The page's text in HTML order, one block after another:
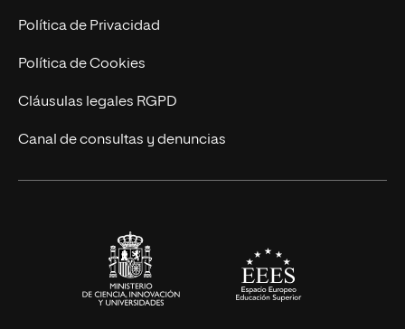
Postgrados
Cursos Universitarios
Trabaja en UNIR
Actualidad
UNIR Revista
Eventos
Política de Privacidad
Política de Cookies
Cláusulas legales RGPD
Canal de consultas y denuncias